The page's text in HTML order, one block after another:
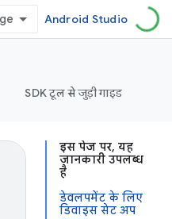
Android Studio
SDK टूल से जुड़ी गाइड
इस पेज पर, यह
जानकारी उपलब्ध
है
डेवलपमेंट के लिए
डिवाइस सेट अप